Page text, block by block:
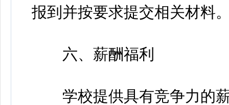
报到并按要求提交相关材料
六、薪酬福利
学校提供具有竞争力的薪